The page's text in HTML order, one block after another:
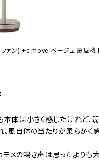
ァン) +c move ベージュ 扇風機
本体は小さく感じたけれど、
、風自体の当たりが柔らかく
メの鳴き声は思ったよりも大